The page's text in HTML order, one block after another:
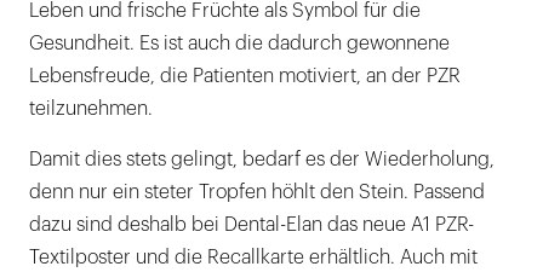
Leben und frische Früchte als Symbol für die
Gesundheit. Es ist auch die dadurch gewonnene
Lebensfreude, die Patienten motiviert, an der PZR
teilzunehmen.
Damit dies stets gelingt, bedarf es der Wiederholung,
denn nur ein steter Tropfen höhlt den Stein. Passend
dazu sind deshalb bei Dental-Elan das neue A1 PZR-
Textilposter und die Recallkarte erhältlich. Auch mit